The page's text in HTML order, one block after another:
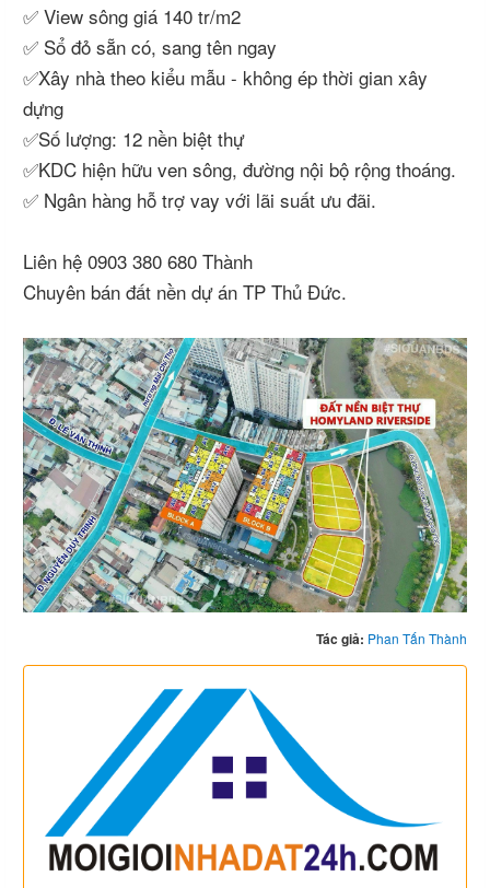
✅ View sông giá 140 tr/m2
✅ Sổ đỏ sẵn có, sang tên ngay
✅Xây nhà theo kiểu mẫu - không ép thời gian xây
dựng
✅Số lượng: 12 nền biệt thự
✅KDC hiện hữu ven sông, đường nội bộ rộng thoáng.
✅ Ngân hàng hỗ trợ vay với lãi suất ưu đãi.
Liên hệ 0903 380 680 Thành
Chuyên bán đất nền dự án TP Thủ Đức.
Tác giả: Phan Tấn Thành